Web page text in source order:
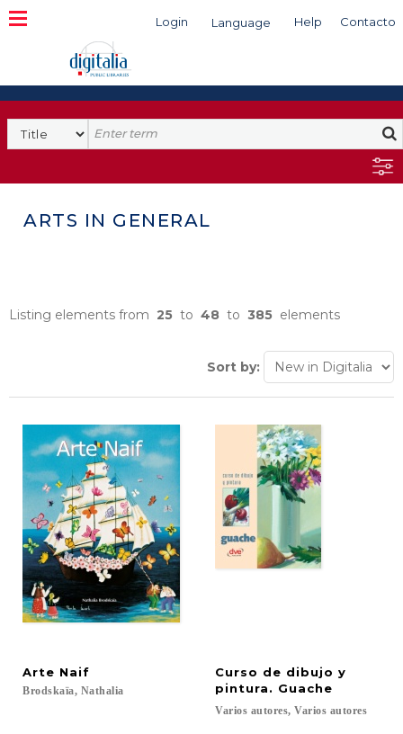
Login Language Help Contacto
Search
ARTS IN GENERAL
Listing elements from 25 to 48 to 385 elements
Sort by:
Arte Naif
Brodskaïa, Nathalia
Curso de dibujo y
pintura. Guache
Varios autores, Varios autores